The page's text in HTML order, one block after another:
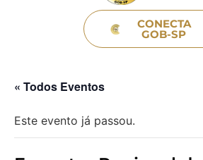
CONECTA
GOB-SP
« Todos Eventos
Este evento já passou.